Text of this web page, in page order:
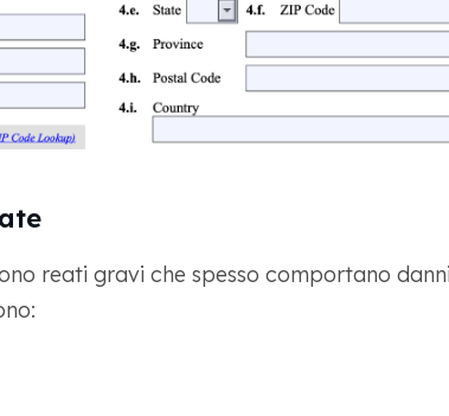
reati gravi che spesso comportano